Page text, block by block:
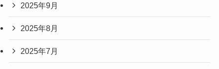
2025年9月
2025年8月
2025年7月